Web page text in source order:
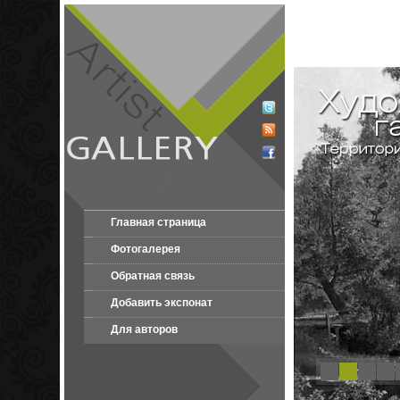
Главная страница
Фотогалерея
Обратная связь
Добавить экспонат
Для авторов